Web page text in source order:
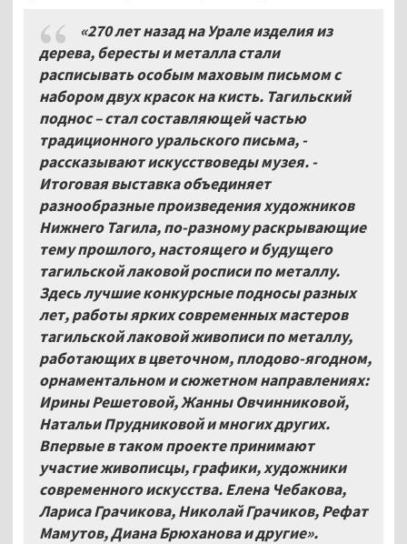
«270 лет назад на Урале изделия из
дерева, бересты и металла стали
расписывать особым маховым письмом с
набором двух красок на кисть. Тагильский
поднос – стал составляющей частью
традиционного уральского письма, -
рассказывают искусствоведы музея. -
Итоговая выставка объединяет
разнообразные произведения художников
Нижнего Тагила, по-разному раскрывающие
тему прошлого, настоящего и будущего
тагильской лаковой росписи по металлу.
Здесь лучшие конкурсные подносы разных
лет, работы ярких современных мастеров
тагильской лаковой живописи по металлу,
работающих в цветочном, плодово-ягодном,
орнаментальном и сюжетном направлениях:
Ирины Решетовой, Жанны Овчинниковой,
Натальи Прудниковой и многих других.
Впервые в таком проекте принимают
участие живописцы, графики, художники
современного искусства. Елена Чебакова,
Лариса Грачикова, Николай Грачиков, Рефат
Мамутов, Диана Брюханова и другие».